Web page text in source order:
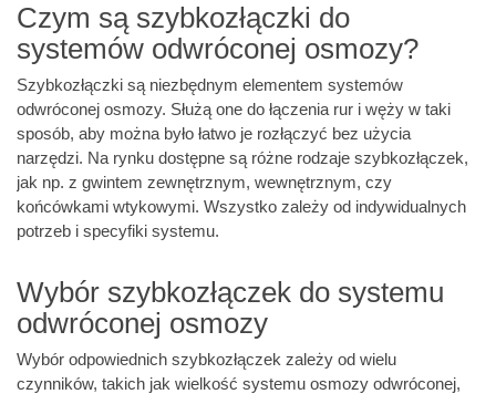
Czym są szybkozłączki do
systemów odwróconej osmozy?
Szybkozłączki są niezbędnym elementem systemów
odwróconej osmozy. Służą one do łączenia rur i węży w taki
sposób, aby można było łatwo je rozłączyć bez użycia
narzędzi. Na rynku dostępne są różne rodzaje szybkozłączek,
jak np. z gwintem zewnętrznym, wewnętrznym, czy
końcówkami wtykowymi. Wszystko zależy od indywidualnych
potrzeb i specyfiki systemu.
Wybór szybkozłączek do systemu
odwróconej osmozy
Wybór odpowiednich szybkozłączek zależy od wielu
czynników, takich jak wielkość systemu osmozy odwróconej,